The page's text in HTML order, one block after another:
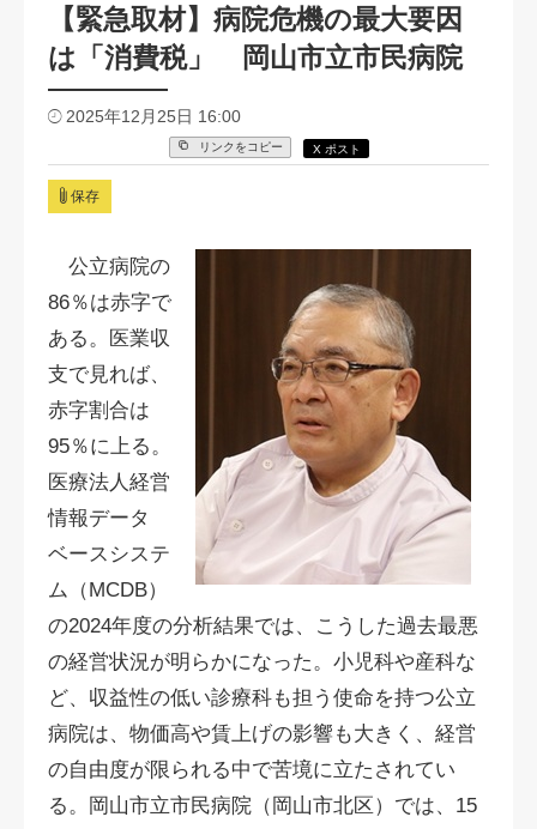
【緊急取材】病院危機の最大要因
は「消費税」 岡山市立市民病院
2025年12月25日 16:00
リンクをコピー X ポスト
保存
公立病院の
86％は赤字で
ある。医業収
支で見れば、
赤字割合は
95％に上る。
医療法人経営
情報データ
ベースシステ
ム（MCDB）
の2024年度の分析結果では、こうした過去最悪
の経営状況が明らかになった。小児科や産科な
ど、収益性の低い診療科も担う使命を持つ公立
病院は、物価高や賃上げの影響も大きく、経営
の自由度が限られる中で苦境に立たされてい
る。岡山市立市民病院（岡山市北区）では、15